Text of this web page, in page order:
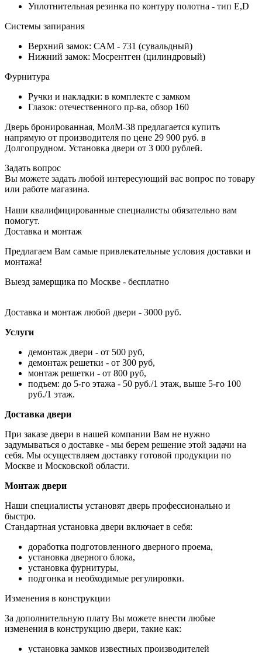
Уплотнительная резинка по контуру полотна - тип Е,D
Системы запирания
Верхний замок: САМ - 731 (сувальдный)
Нижний замок: Мосрентген (цилиндровый)
Фурнитура
Ручки и накладки: в комплекте с замком
Глазок: отечественного пр-ва, обзор 160
Дверь бронированная, МолМ-38 предлагается купить
напрямую от производителя по цене 29 900 руб. в
Долгопрудном. Установка двери от 3 000 рублей.
Задать вопрос
Вы можете задать любой интересующий вас вопрос по товару
или работе магазина.
Наши квалифицированные специалисты обязательно вам
помогут.
Доставка и монтаж
Предлагаем Вам самые привлекательные условия доставки и
монтажа!
Выезд замерщика по Москве - бесплатно
Доставка и монтаж любой двери - 3000 руб.
Услуги
демонтаж двери - от 500 руб,
демонтаж решетки - от 300 руб,
монтаж решетки - от 800 руб,
подъем: до 5-го этажа - 50 руб./1 этаж, выше 5-го 100
руб./1 этаж.
Доставка двери
При заказе двери в нашей компании Вам не нужно
задумываться о доставке - мы берем решение этой задачи на
себя. Мы осуществляем доставку готовой продукции по
Москве и Московской области.
Монтаж двери
Наши специалисты установят дверь профессионально и
быстро.
Стандартная установка двери включает в себя:
доработка подготовленного дверного проема,
установка дверного блока,
установка фурнитуры,
подгонка и необходимые регулировки.
Изменения в конструкции
За дополнительную плату Вы можете внести любые
изменения в конструкцию двери, такие как:
установка замков известных производителей